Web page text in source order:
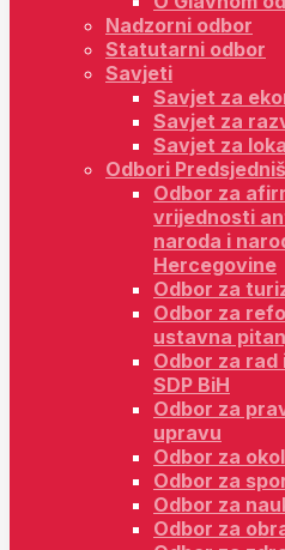
Nadzorni odbor
Statutarni odbor
Savjeti
Savjet za
Savjet za
Savjet za
Odbori
Odbor za
vrijednosti
naroda i
Hercegovine
Odbor za
Odbor za
ustavna
Odbor za
SDP BiH
Odbor za
upravu
Odbor za
Odbor za
Odbor za
Odbor za